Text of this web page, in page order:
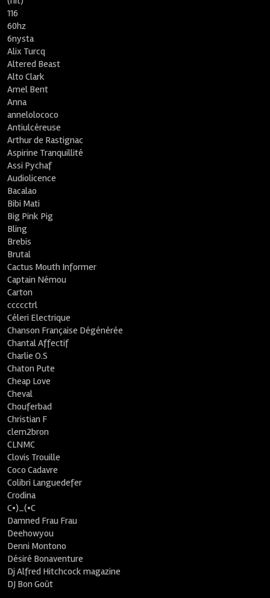
116
60hz
6nysta
Alix Turcq
Altered Beast
Alto Clark
Amel Bent
Anna
annelolococo
Antiulcéreuse
Arthur de Rastignac
Aspirine Tranquillité
Assi Pychaf
Audiolicence
Bacalao
Bibi Mati
Big Pink Pig
Bling
Brebis
Brutal
Cactus Mouth Informer
Captain Némou
Carton
ccccctrl
Céleri Electrique
Chanson Française Dégénérée
Chantal Affectif
Charlie O.S
Chaton Pute
Cheap Love
Cheval
Chouferbad
Christian F
clem2bron
CLNMC
Clovis Trouille
Coco Cadavre
Colibri Languedefer
Crodina
C•)_(•C
Damned Frau Frau
Deehowyou
Denni Montono
Désiré Bonaventure
Dj Alfred Hitchcock magazine
DJ Bon Goût